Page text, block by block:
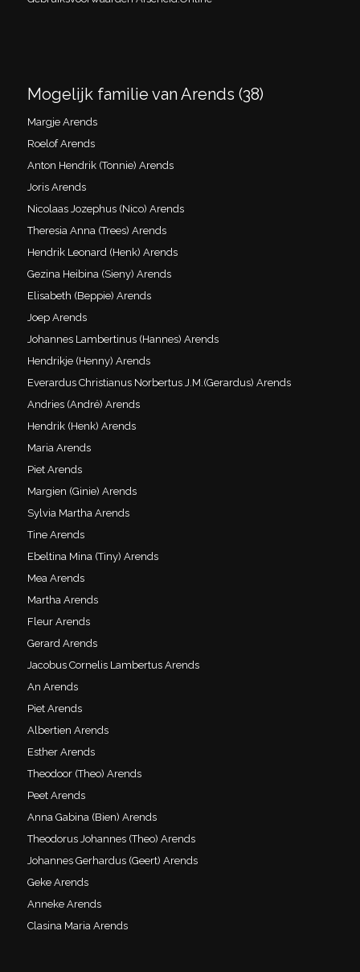
Mogelijk familie van Arends (38)
Margje Arends
Roelof Arends
Anton Hendrik (Tonnie) Arends
Joris Arends
Nicolaas Jozephus (Nico) Arends
Theresia Anna (Trees) Arends
Hendrik Leonard (Henk) Arends
Gezina Heibina (Sieny) Arends
Elisabeth (Beppie) Arends
Joep Arends
Johannes Lambertinus (Hannes) Arends
Hendrikje (Henny) Arends
Everardus Christianus Norbertus J.M.(Gerardus) Arends
Andries (André) Arends
Hendrik (Henk) Arends
Maria Arends
Piet Arends
Margien (Ginie) Arends
Sylvia Martha Arends
Tine Arends
Ebeltina Mina (Tiny) Arends
Mea Arends
Martha Arends
Fleur Arends
Gerard Arends
Jacobus Cornelis Lambertus Arends
An Arends
Piet Arends
Albertien Arends
Esther Arends
Theodoor (Theo) Arends
Peet Arends
Anna Gabina (Bien) Arends
Theodorus Johannes (Theo) Arends
Johannes Gerhardus (Geert) Arends
Geke Arends
Anneke Arends
Clasina Maria Arends